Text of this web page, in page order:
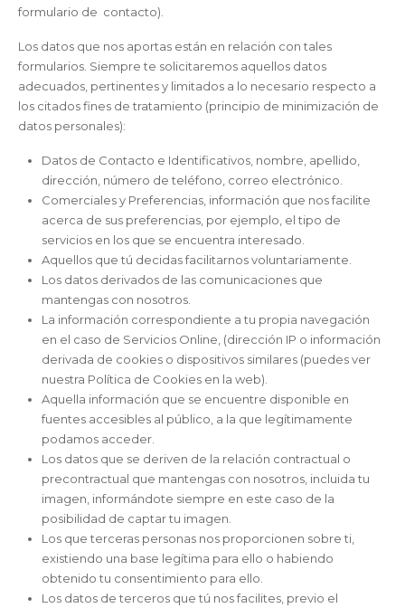
formulario de contacto).
Los datos que nos aportas están en relación con tales
formularios. Siempre te solicitaremos aquellos datos
adecuados, pertinentes y limitados a lo necesario respecto a
los citados fines de tratamiento (principio de minimización de
datos personales):
Datos de Contacto e Identificativos, nombre, apellido,
dirección, número de teléfono, correo electrónico.
Comerciales y Preferencias, información que nos facilite
acerca de sus preferencias, por ejemplo, el tipo de
servicios en los que se encuentra interesado.
Aquellos que tú decidas facilitarnos voluntariamente.
Los datos derivados de las comunicaciones que
mantengas con nosotros.
La información correspondiente a tu propia navegación
en el caso de Servicios Online, (dirección IP o información
derivada de cookies o dispositivos similares (puedes ver
nuestra Política de Cookies en la web).
Aquella información que se encuentre disponible en
fuentes accesibles al público, a la que legítimamente
podamos acceder.
Los datos que se deriven de la relación contractual o
precontractual que mantengas con nosotros, incluida tu
imagen, informándote siempre en este caso de la
posibilidad de captar tu imagen.
Los que terceras personas nos proporcionen sobre ti,
existiendo una base legítima para ello o habiendo
obtenido tu consentimiento para ello.
Los datos de terceros que tú nos facilites, previo el